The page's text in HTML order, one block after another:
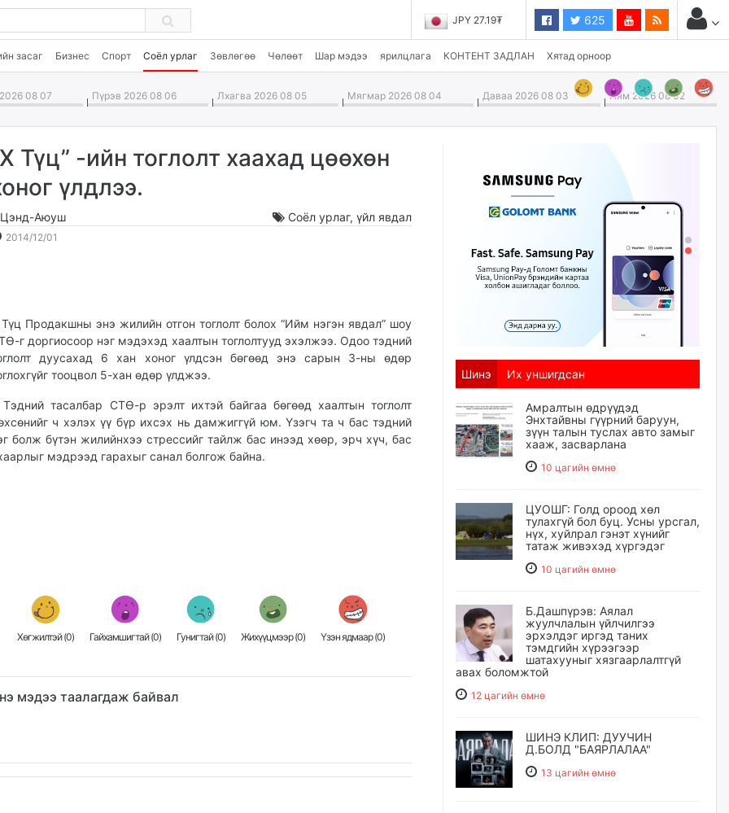
JPY 27.19₮ 625
засаг Бизнес Спорт Соёл урлаг Зөвлөгөө Чөлөөт Шар мэдээ ярилцлага КОНТЕНТ ЗАДЛАН Хятад орноор
08 07 Пүрэв 2026 08 06 Лхагва 2026 08 05 Мягмар 2026 08 04 Даваа 2026 08 03 Ням 2026 08 02
Түц” -ийн тоглолт хаахад цөөхөн
үлдлээ.
Аюуш Соёл урлаг,үйл явдал
2014/12/01
Продакшны энэ жилийн отгон тоглолт болох “Ийм нэгэн явдал” шоу
г доргиосоор нэг мэдэхэд хаалтын тоглолтууд эхэлжээ. Одоо тэдний
дуусахад 6 хан хоног үлдсэн бөгөөд энэ сарын 3-ны өдөр
тооцвол 5-хан өдөр үлджээ.
тасалбар СТӨ-р эрэлт ихтэй байгаа бөгөөд хаалтын тоглолт
ч хэлэх үү бүр ихсэх нь дамжиггүй юм. Үзэгч та ч бас тэдний
болж бүтэн жилийнхээ стрессийг тайлж бас инээд хөөр, эрч хүч, бас
мэдрээд гарахыг санал болгож байна.
Хөгжилтэй (0) Гайхамшигтай (0) Гунигтай (0) Жихүүцмээр (0) Үзэн ядмаар (0)
мэдээ таалагдаж байвал
Шинэ Их уншигдсан
Амралтын өдрүүдэд
Энхтайвны гүүрний баруун,
зүүн талын туслах авто замыг
хааж, засварлана
10 цагийн өмнө
ЦУОШГ: Голд ороод хөл
тулахгүй бол буц. Усны урсгал,
нүх, хуйлрал гэнэт хүнийг
татаж живэхэд хүргэдэг
10 цагийн өмнө
Б.Дашпүрэв: Аялал
жуулчлалын үйлчилгээ
эрхэлдэг иргэд таних
тэмдгийн хүрээгээр
шатахууныг хязгаарлалтгүй
авах боломжтой
12 цагийн өмнө
ШИНЭ КЛИП: ДУУЧИН
Д.БОЛД "БАЯРЛАЛАА"
13 цагийн өмнө